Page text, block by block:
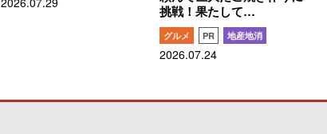
挑戦！果たして…
グルメ PR 地産地消
2026.07.24